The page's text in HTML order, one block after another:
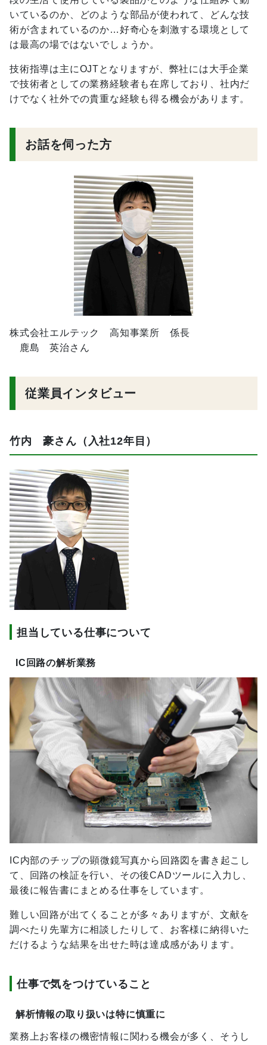
いているのか、どのような部品が使われて、どんな技
術が含まれているのか…好奇心を刺激する環境として
は最高の場ではないでしょうか。
技術指導は主にOJTとなりますが、弊社には大手企業
で技術者としての業務経験者も在席しており、社内だ
けでなく社外での貴重な経験も得る機会があります。
お話を伺った方
株式会社エルテック 高知事業所 係長
鹿島 英治さん
従業員インタビュー
竹内 豪さん（入社12年目）
担当している仕事について
IC回路の解析業務
IC内部のチップの顕微鏡写真から回路図を書き起こし
て、回路の検証を行い、その後CADツールに入力し、
最後に報告書にまとめる仕事をしています。
難しい回路が出てくることが多々ありますが、文献を
調べたり先輩方に相談したりして、お客様に納得いた
だけるような結果を出せた時は達成感があります。
仕事で気をつけていること
解析情報の取り扱いは特に慎重に
業務上お客様の機密情報に関わる機会が多く、そうし